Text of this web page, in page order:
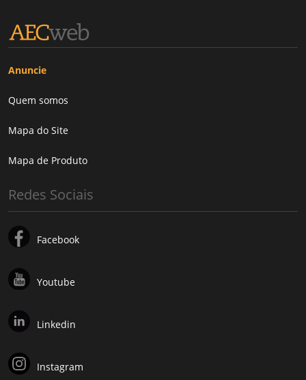
Anuncie
Quem somos
Mapa do Site
Mapa de Produto
Redes Sociais
Facebook
Youtube
Linkedin
Instagram